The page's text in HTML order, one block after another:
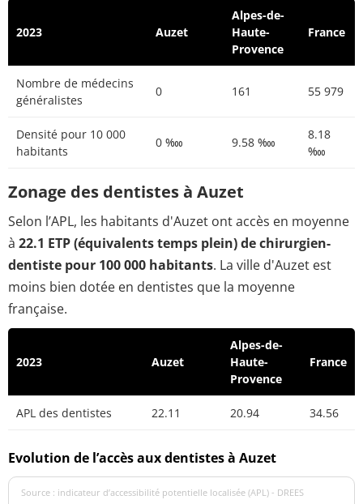
2023 Auzet
Alpes-de-
Haute-
Provence
France
Nombre de médecins
généralistes
0 161 55 979
Densité pour 10 000
habitants
0 ‱ 9.58 ‱
8.18
‱
Zonage des dentistes à Auzet
Selon l’APL, les habitants d'Auzet ont accès en moyenne
à 22.1 ETP (équivalents temps plein) de chirurgien-
dentiste pour 100 000 habitants. La ville d'Auzet est
moins bien dotée en dentistes que la moyenne
française.
2023 Auzet
Alpes-de-
Haute-
Provence
France
APL des dentistes 22.11 20.94 34.56
Evolution de l’accès aux dentistes à Auzet
Source : indicateur d’accessibilité potentielle localisée (APL) - DREES